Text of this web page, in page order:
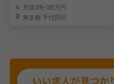
場環境
月収/28~35万円
東京都 千代田区